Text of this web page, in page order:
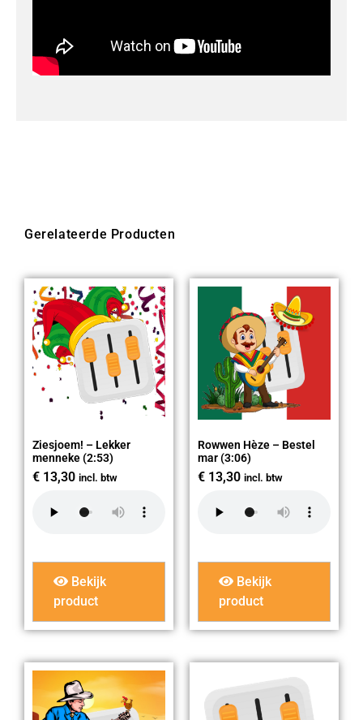
Gerelateerde Producten
Ziesjoem! – Lekker
menneke (2:53)
€ 13,30 incl. btw
Bekijk
product
Rowwen Hèze – Bestel
mar (3:06)
€ 13,30 incl. btw
Bekijk
product